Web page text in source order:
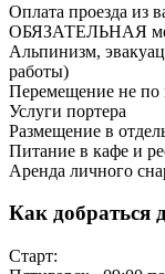
Оплата проезда из
ОБЯЗАТЕЛЬНАЯ
Альпинизм,
работы)
Перемещение не по
Услуги портера
Размещение в
Питание в кафе и
Аренда личного
Как добраться
Старт: